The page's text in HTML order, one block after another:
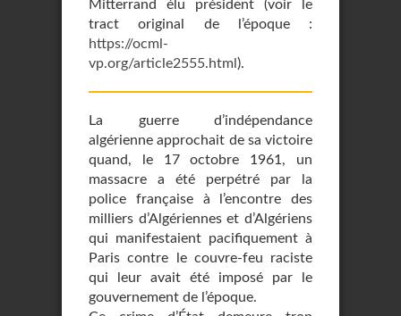
Mitterrand élu président (voir le
tract original de l’époque :
https://ocml-
vp.org/article2555.html ).
La guerre d’indépendance
algérienne approchait de sa victoire
quand, le 17 octobre 1961, un
massacre a été perpétré par la
police française à l’encontre des
milliers d’Algériennes et d’Algériens
qui manifestaient pacifiquement à
Paris contre le couvre-feu raciste
qui leur avait été imposé par le
gouvernement de l’époque.